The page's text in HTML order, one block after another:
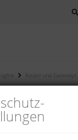
Router und Gateways
Router